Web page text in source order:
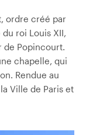
ordre créé par
roi Louis XII,
Popincourt.
chapelle, qui
Rendue au
Ville de Paris et